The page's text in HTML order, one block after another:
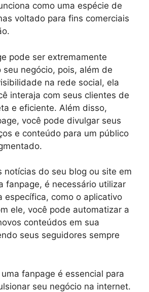
como uma espécie de
voltado para fins comerciais
pode ser extremamente
seu negócio, pois, além de
na rede social, ela
interaja com seus clientes de
e eficiente. Além disso,
você pode divulgar seus
e conteúdo para um público
notícias do seu blog ou site em
fanpage, é necessário utilizar
específica, como o aplicativo
ele, você pode automatizar a
conteúdos em sua
seus seguidores sempre
fanpage é essencial para
seu negócio na internet.